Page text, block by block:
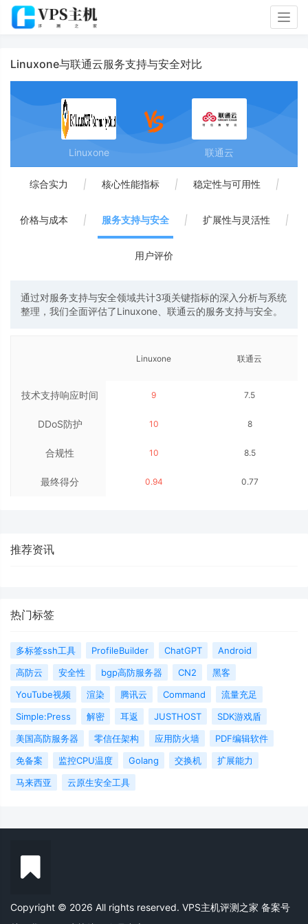
Linuxone与联通云服务支持与安全对比
Linuxone 联通云
综合实力 | 核心性能指标 | 稳定性与可用性 |
价格与成本 | 服务支持与安全 | 扩展性与灵活性 |
用户评价
通过对服务支持与安全领域共计3项关键指标的深入分析与系统
整理，我们全面评估了Linuxone、联通云的服务支持与安全。
技术支持响应时间
DDoS防护
合规性
最终得分
Linuxone
9
10
10
0.94
联通云
7.5
8
8.5
0.77
推荐资讯
热门标签
多标签ssh工具 ProfileBuilder ChatGPT
Android
高防云
安全性 bgp高防服务器 CN2
黑客
YouTube视频
渲染 腾讯云 Command
流量充足
Simple:Press
解密 耳返 JUSTHOST
SDK游戏盾
美国高防服务器
零信任架构 应用防火墙
PDF编辑软件
免备案
监控CPU温度 Golang 交换机
扩展能力
马来西亚
云原生安全工具
Copyright © 2026 All rights reserved. VPS主机评测之家 备案号